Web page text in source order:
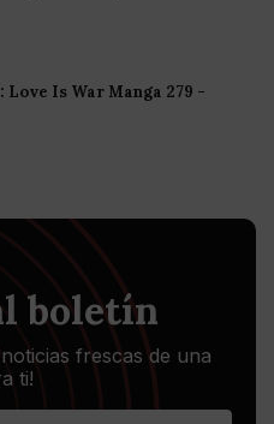
Love Is War Manga 279 -
boletín
frescas de una
ti!